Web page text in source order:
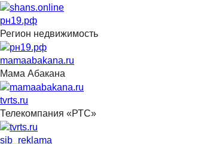
рн19.рф
Регион недвижимость
mamaabakana.ru
Мама Абакана
tvrts.ru
Телекомпания «РТС»
sib_reklama